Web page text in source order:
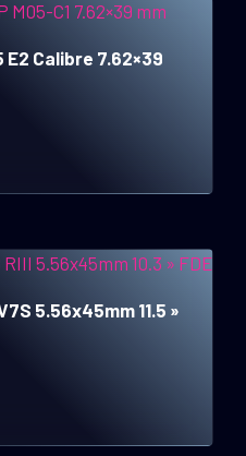
E2 Calibre 7.62×39
5.56x45mm 11.5 »